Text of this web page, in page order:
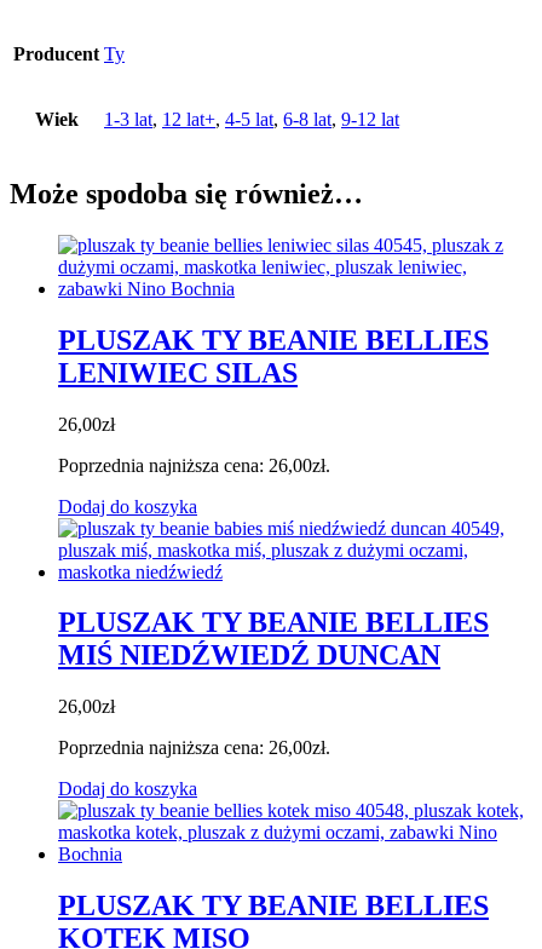
Producent Ty
Wiek 1-3 lat, 12 lat+, 4-5 lat, 6-8 lat, 9-12 lat
Może spodoba się również…
PLUSZAK TY BEANIE BELLIES
LENIWIEC SILAS
26,00zł
Poprzednia najniższa cena: 26,00zł.
Dodaj do koszyka
PLUSZAK TY BEANIE BELLIES
MIŚ NIEDŹWIEDŹ DUNCAN
26,00zł
Poprzednia najniższa cena: 26,00zł.
Dodaj do koszyka
PLUSZAK TY BEANIE BELLIES
KOTEK MISO